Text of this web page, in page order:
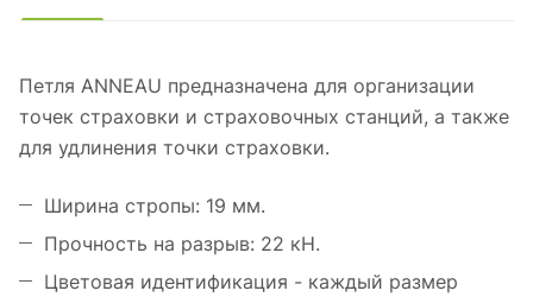
Петля ANNEAU предназначена для организации
точек страховки и страховочных станций, а также
для удлинения точки страховки.
Ширина стропы: 19 мм.
Прочность на разрыв: 22 кН.
Цветовая идентификация - каждый размер